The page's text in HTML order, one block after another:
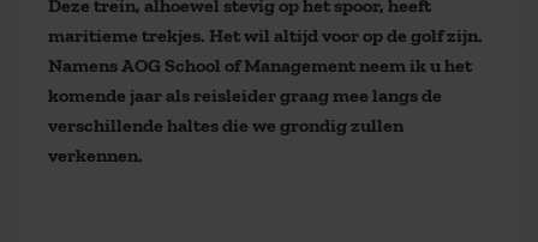
Deze trein, alhoewel stevig op het spoor, heeft
maritieme trekjes. Het wil altijd voor op de golf zijn.
Namens AOG School of Management neem ik u het
komende jaar als reisleider graag mee langs de
verschillende haltes die we grondig zullen
verkennen.